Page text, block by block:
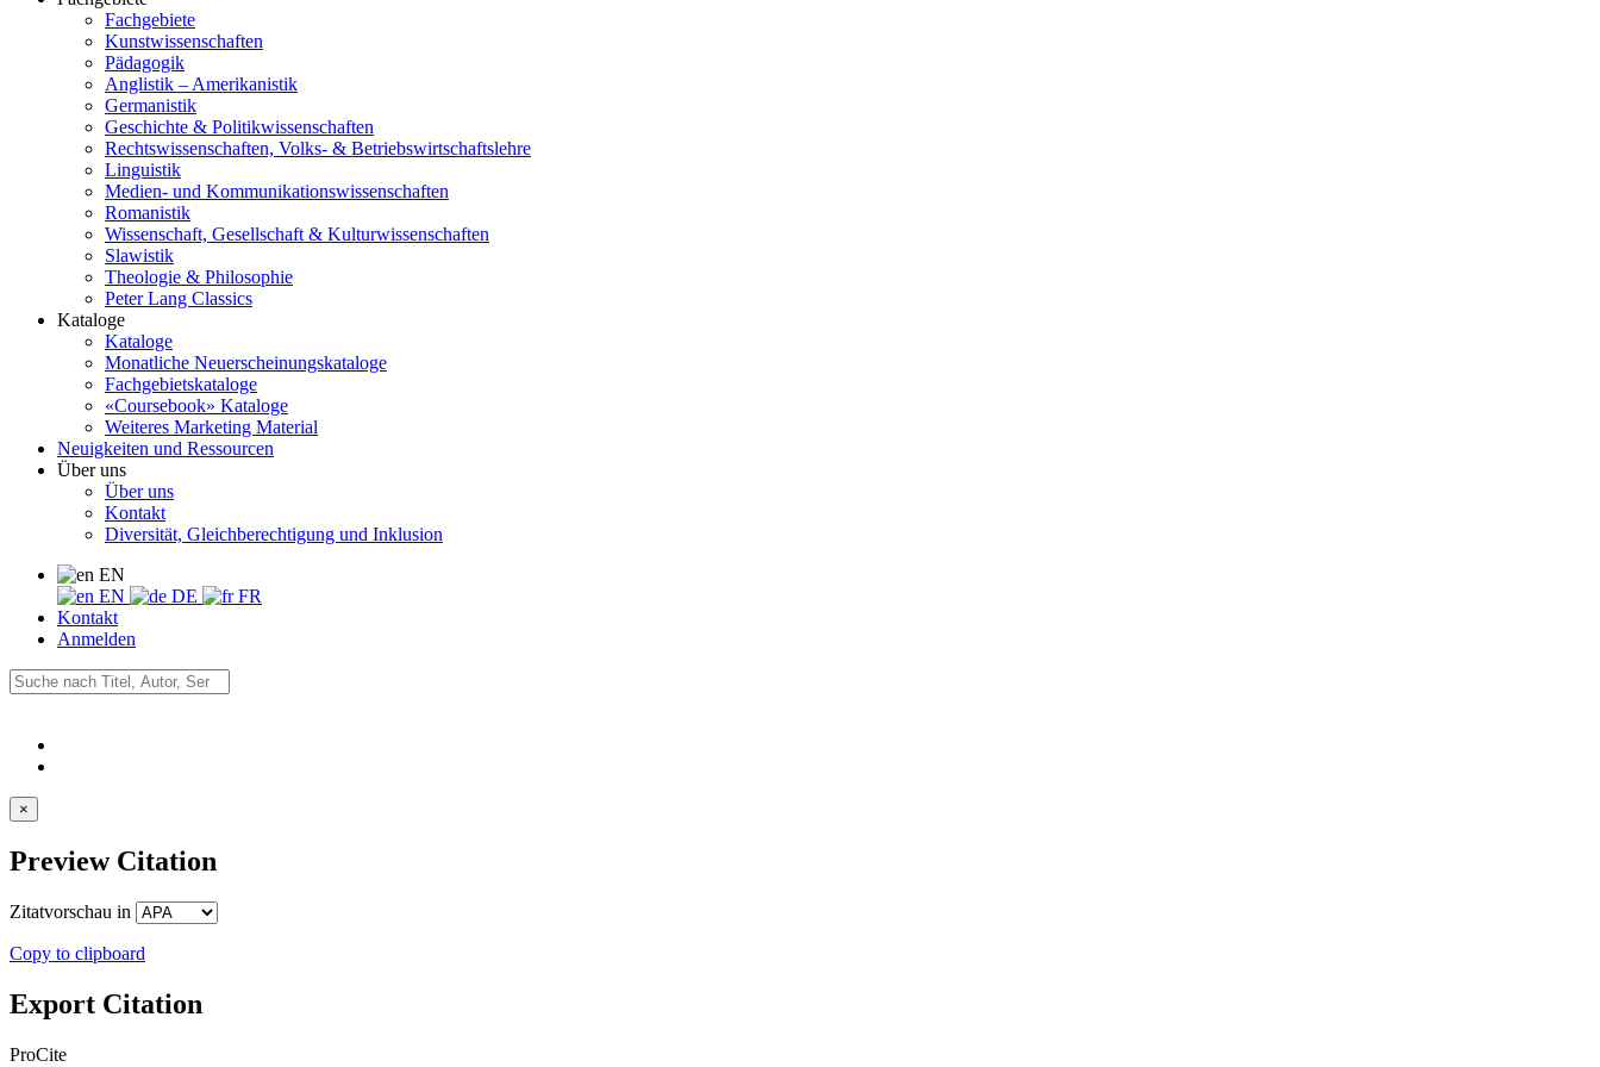
Fachgebiete
Kunstwissenschaften
Pädagogik
Anglistik – Amerikanistik
Germanistik
Geschichte & Politikwissenschaften
Rechtswissenschaften, Volks- & Betriebswirtschaftslehre
Linguistik
Medien- und Kommunikationswissenschaften
Romanistik
Wissenschaft, Gesellschaft & Kulturwissenschaften
Slawistik
Theologie & Philosophie
Peter Lang Classics
Kataloge
Kataloge
Monatliche Neuerscheinungskataloge
Fachgebietskataloge
«Coursebook» Kataloge
Weiteres Marketing Material
Neuigkeiten und Ressourcen
Über uns
Über uns
Kontakt
Diversität, Gleichberechtigung und Inklusion
EN
EN
DE
FR
Kontakt
Anmelden
×
Preview Citation
Zitatvorschau in
Copy to clipboard
Export Citation
ProCite